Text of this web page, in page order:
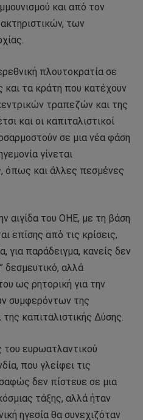
και από τον
των
πλουτοκρατία σε
τα κράτη που κατέχουν
τραπεζών και της
και οι καπιταλιστικοί
σε μια νέα φάση
γίνεται
όπως και άλλες πεσμένες
αιγίδα του ΟΗΕ, με τη βάση
επίσης από τις κρίσεις,
για παράδειγμα, κανείς δεν
δεσμευτικό, αλλά
ως ρητορική για την
συμφερόντων της
της καπιταλιστικής Δύσης.
του ευρωατλαντικού
που γλείφει τις
δεν πίστευε σε μια
τάξης, αλλά ήταν
ηγεσία θα συνεχιζόταν